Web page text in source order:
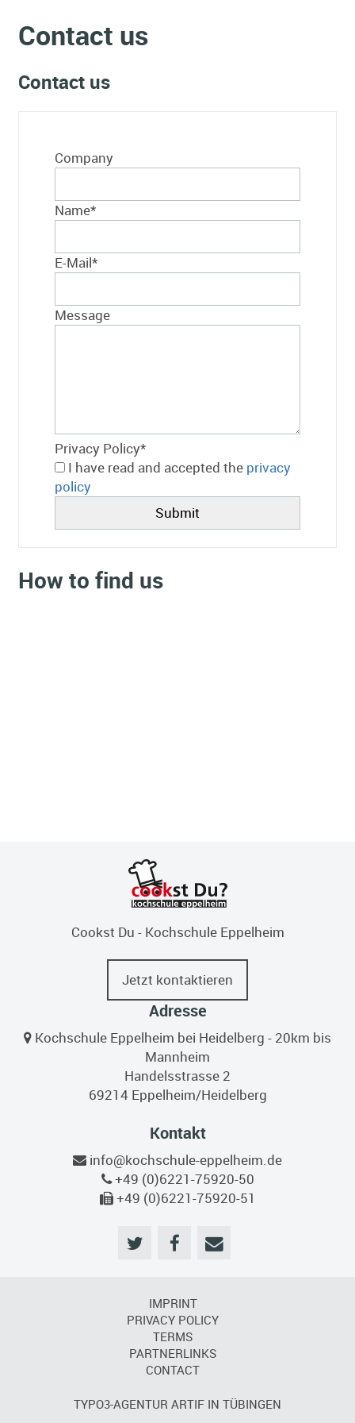
Contact us
Contact us
Company
Name*
E-Mail*
Message
Privacy Policy*
I have read and accepted the privacy
policy
How to find us
Cookst Du - Kochschule Eppelheim
Jetzt kontaktieren
Adresse
Kochschule Eppelheim bei Heidelberg - 20km bis
Mannheim
Handelsstrasse 2
69214 Eppelheim/Heidelberg
Kontakt
info@kochschule-eppelheim.de
+49 (0)6221-75920-50
+49 (0)6221-75920-51
IMPRINT
PRIVACY POLICY
TERMS
PARTNERLINKS
CONTACT
TYPO3-AGENTUR ARTIF IN TÜBINGEN